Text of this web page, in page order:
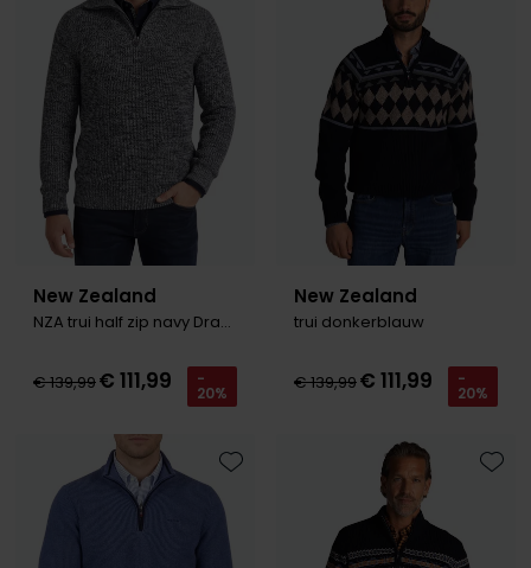
New Zealand
NZA trui half zip navy Drake gemeleerd
€ 139,99€ 111,99 -
20%
Toevoegen aan favorieten
New Zealand
trui donkerblauw
€ 139,99€ 111,99 -
20%
Toevoegen aan favorieten